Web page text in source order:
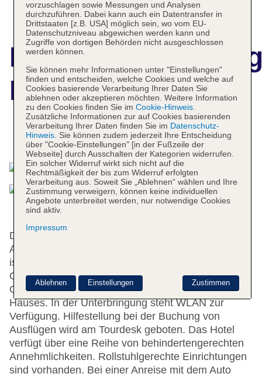
Mérit San Telmo
Das bietet Ihre Unterkunft
Das Hotel bietet 141 Zimmer und verfügt über einen
Aufzug. Das freundliche Personal an der Rezeption
ist gerne bei allen Fragen behilflich. Eine
Gepäckaufbewahrung, ein Safe und ein
Getränkeautomat gehören zur Einrichtung des
Hauses. In der Unterbringung steht WLAN zur
Verfügung. Hilfestellung bei der Buchung von
Ausflügen wird am Tourdesk geboten. Das Hotel
verfügt über eine Reihe von behindertengerechten
Annehmlichkeiten. Rollstuhlgerechte Einrichtungen
sind vorhanden. Bei einer Anreise mit dem Auto
vorzuschlagen sowie Messungen und Analysen
durchzuführen. Dabei kann auch ein Datentransfer in
Drittstaaten [z.B. USA] möglich sein, wo vom EU-
Datenschutzniveau abgewichen werden kann und
Zugriffe von dortigen Behörden nicht ausgeschlossen
werden können.
Sie können mehr Informationen unter "Einstellungen"
finden und entscheiden, welche Cookies und welche auf
Cookies basierende Verarbeitung Ihrer Daten Sie
ablehnen oder akzeptieren möchten. Weitere Information
zu den Cookies finden Sie im Cookie-Hinweis.
Zusätzliche Informationen zur auf Cookies basierenden
Verarbeitung Ihrer Daten finden Sie im Datenschutz-
Hinweis. Sie können zudem jederzeit Ihre Entscheidung
über "Cookie-Einstellungen" [in der Fußzeile der
Webseite] durch Ausschalten der Kategorien widerrufen.
Ein solcher Widerruf wirkt sich nicht auf die
Rechtmäßigkeit der bis zum Widerruf erfolgten
Verarbeitung aus. Soweit Sie „Ablehnen“ wählen und Ihre
Zustimmung verweigern, können keine individuellen
Angebote unterbreitet werden, nur notwendige Cookies
sind aktiv.
Impressum
Zustimmen
Ablehnen Einstellungen